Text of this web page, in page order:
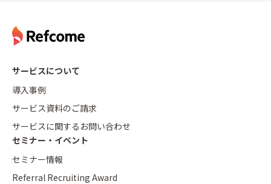
サービスについて
導入事例
サービス資料のご請求
サービスに関するお問い合わせ
セミナー・イベント
セミナー情報
Referral Recruiting Award